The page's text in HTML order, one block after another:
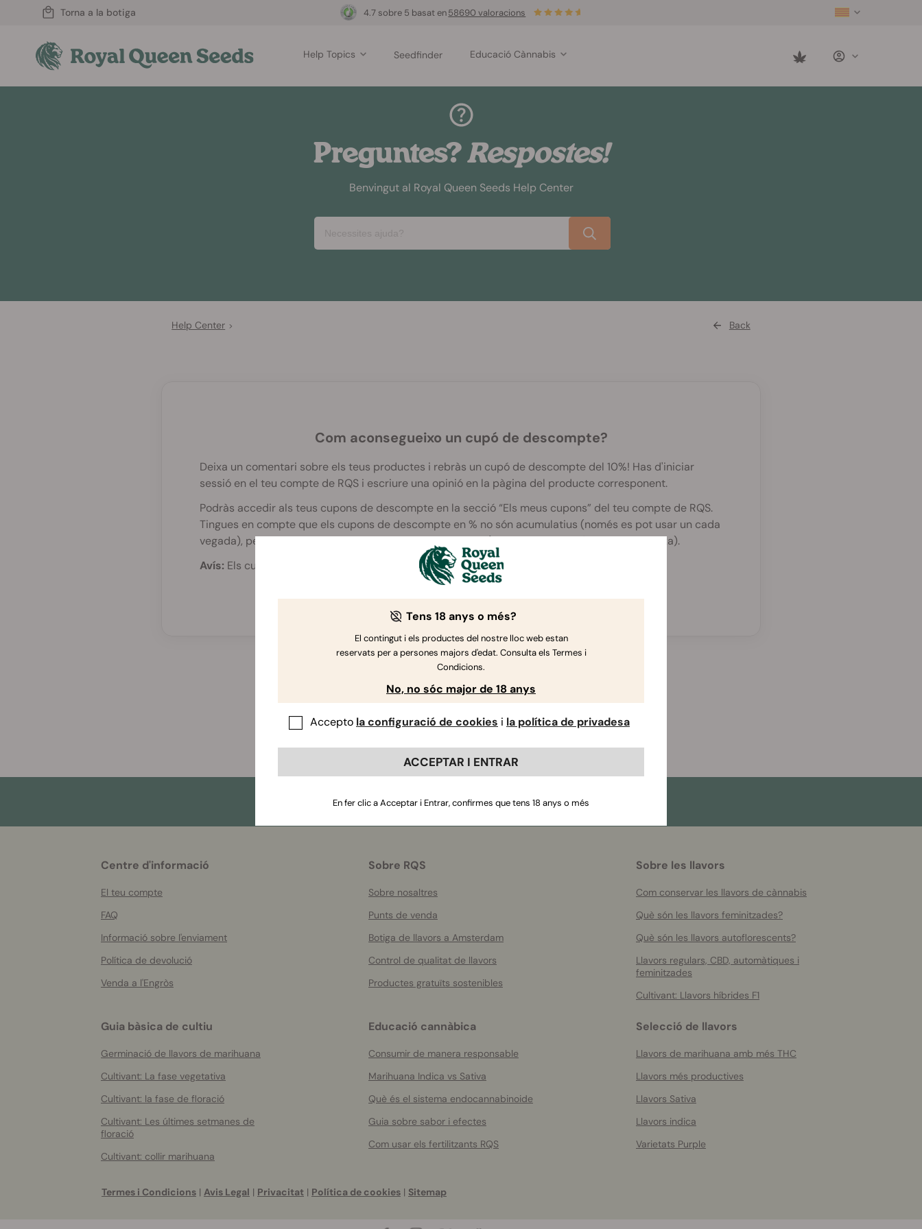
Torna a la botiga 4.7 sobre 5 basat en58690 valoracions
Help Topics Seedfinder Educació Cànnabis
Preguntes? Respostes!
Benvingut al Royal Queen Seeds Help Center
Help Center > Back
Com aconsegueixo un cupó de descompte?
Deixa un comentari sobre els teus productes i rebràs un cupó de descompte del 10%! Has d'iniciar
sessió en el teu compte de RQS i escriure una opinió en la pàgina del producte corresponent.
Podràs accedir als teus cupons de descompte en la secció “Els meus cupons” del teu compte de RQS.
Tingues en compte que els cupons de descompte en % no són acumulatius (només es pot usar un cada
vegada), però es poden combinar amb cupons de diners (amb descompte d'una quantitat fixa).
Avís: Els cupons de descompte no es poden utilitzar en productes o vaporitzadors rebaixats.
Si tens més preguntes, contacta amb nosaltres
Centre d'informació
El teu compte
FAQ
Informació sobre l'enviament
Política de devolució
Venda a l'Engròs
Sobre RQS
Sobre nosaltres
Punts de venda
Botiga de llavors a Amsterdam
Control de qualitat de llavors
Productes gratuïts sostenibles
Sobre les llavors
Com conservar les llavors de cànnabis
Què són les llavors feminitzades?
Què són les llavors autoflorescents?
Llavors regulars, CBD, automàtiques i
feminitzades
Cultivant: Llavors híbrides F1
Guia bàsica de cultiu
Germinació de llavors de marihuana
Cultivant: La fase vegetativa
Cultivant: la fase de floració
Cultivant: Les últimes setmanes de
floració
Cultivant: collir marihuana
Educació cannàbica
Consumir de manera responsable
Marihuana Indica vs Sativa
Què és el sistema endocannabinoide
Guia sobre sabor i efectes
Com usar els fertilitzants RQS
Selecció de llavors
Llavors de marihuana amb més THC
Llavors més productives
Llavors Sativa
Llavors indica
Varietats Purple
Termes i Condicions | Avis Legal | Privacitat | Política de cookies | Sitemap
Tens 18 anys o més?
El contingut i els productes del nostre lloc web estan
reservats per a persones majors d'edat. Consulta els Termes i
Condicions.
No, no sóc major de 18 anys
Accepto la configuració de cookies i la política de privadesa
ACCEPTAR I ENTRAR
En fer clic a Acceptar i Entrar, confirmes que tens 18 anys o més